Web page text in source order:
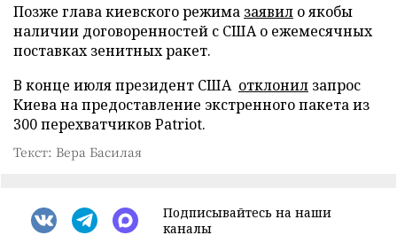
Позже глава киевского режима заявил о якобы
наличии договоренностей с США о ежемесячных
поставках зенитных ракет.
В конце июля президент США отклонил запрос
Киева на предоставление экстренного пакета из
300 перехватчиков Patriot.
Текст: Вера Басилая
Подписывайтесь на наши
каналы